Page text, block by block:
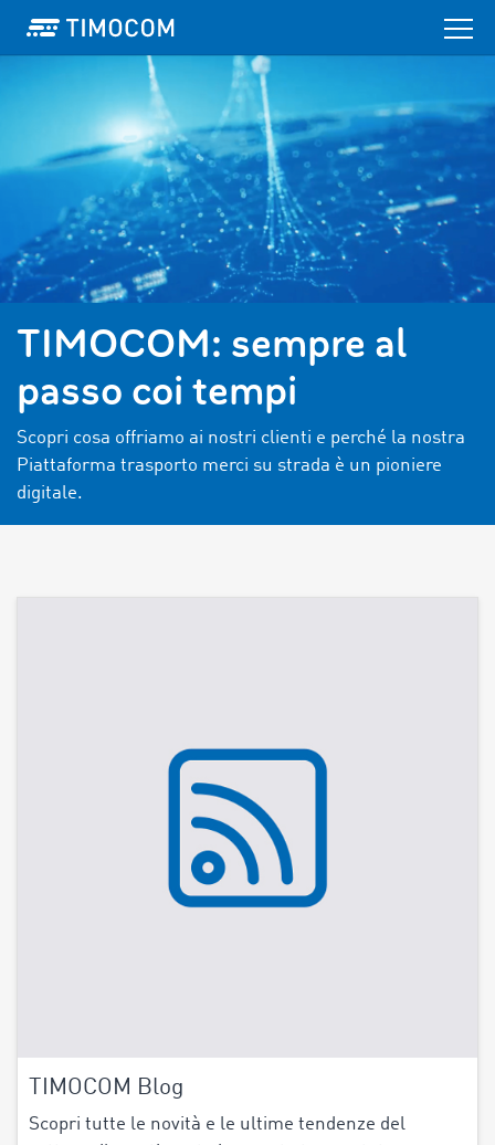
TIMOCOM: sempre al
passo coi tempi
Scopri cosa offriamo ai nostri clienti e perché la nostra
Piattaforma trasporto merci su strada è un pioniere
digitale.
TIMOCOM Blog
Scopri tutte le novità e le ultime tendenze del